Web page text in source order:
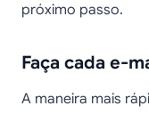
próximo passo.
Faça cada e-
A maneira mais